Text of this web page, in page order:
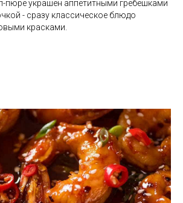
пюре украшен аппетитными гребешками
- сразу классическое блюдо
красками.